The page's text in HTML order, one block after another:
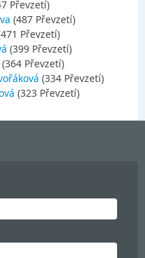
Převzetí)
(487 Převzetí)
Převzetí)
(399 Převzetí)
(364 Převzetí)
(334 Převzetí)
(323 Převzetí)